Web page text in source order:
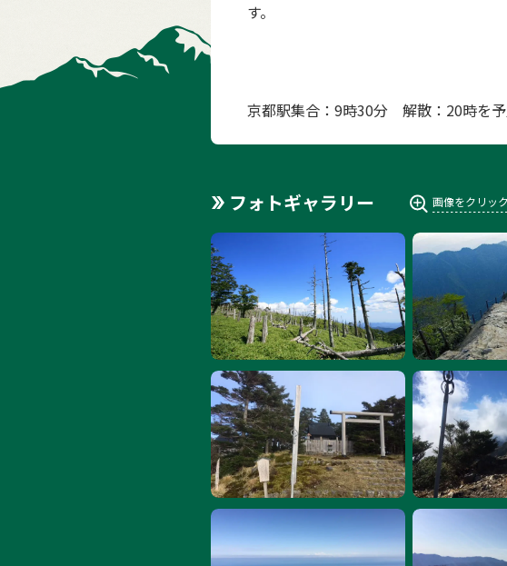
す。
京都駅集合：9時30分 解散：20時を予
フォトギャラリー 画像をクリッ